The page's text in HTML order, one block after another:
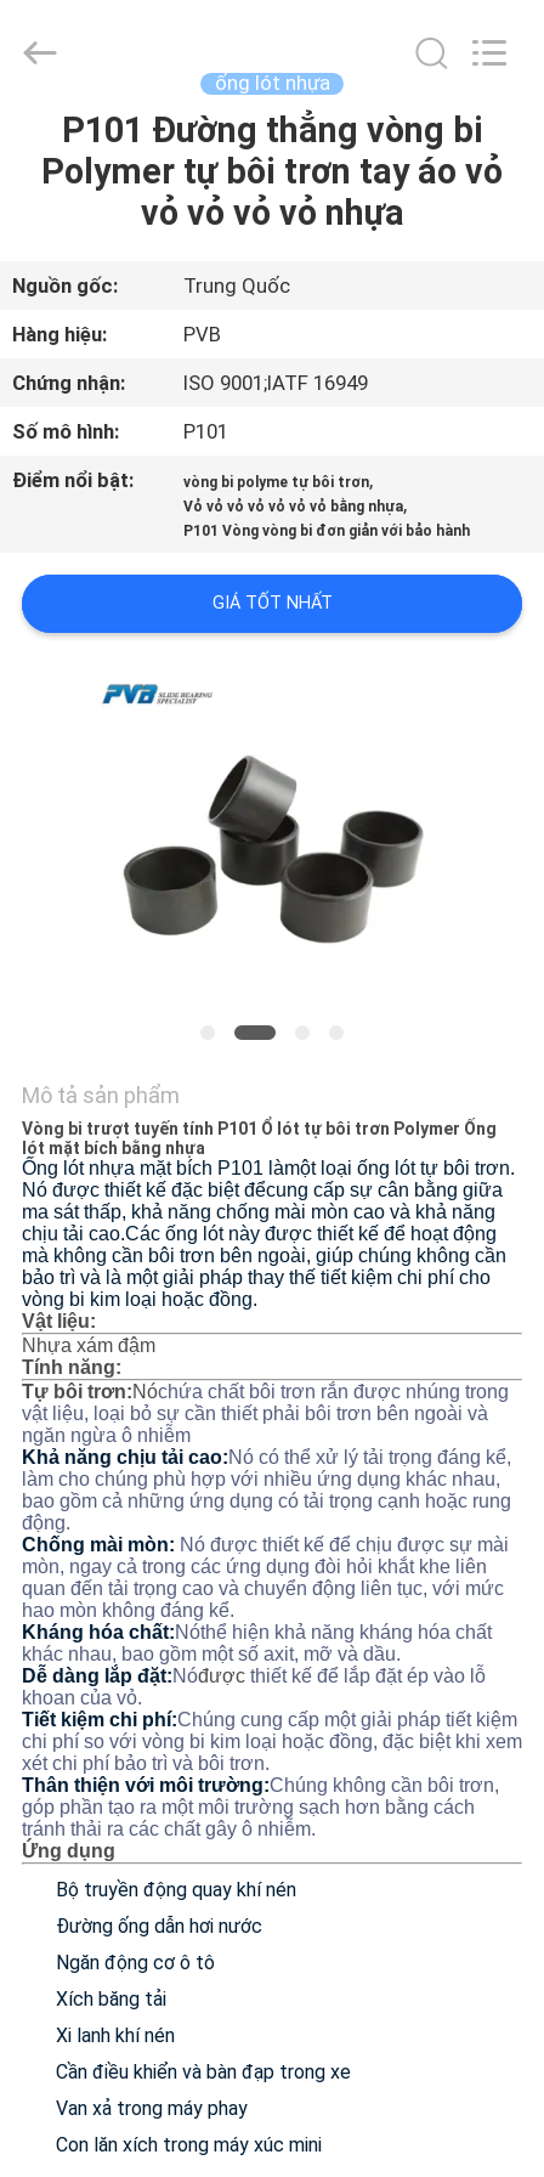
NHÀ
VIDEO
TRÌNH
DIỄN
VR
CHÚNG
TÔI
LƯỢNG
LIÊN
HỆ
VỚI
CHÚNG
TÔI
TIN
TỨC
CÁC
VỤ
ÁN
SƠ
ĐỒ
TRANG
WEB
PRIVACY
POLICY
Sliding
ống lót nhựa
P101 Đường thẳng vòng bi
Polymer tự bôi trơn tay áo vỏ
vỏ vỏ vỏ vỏ nhựa
Nguồn gốc:
Trung Quốc
Hàng hiệu:
PVB
Chứng nhận:
ISO 9001;IATF 16949
Số mô hình:
P101
Điểm nổi bật:
vòng bi polyme tự bôi trơn,
Vỏ vỏ vỏ vỏ vỏ vỏ vỏ bằng nhựa,
P101 Vòng vòng bi đơn giản với bảo hành
GIÁ TỐT NHẤT
Mô tả sản phẩm
Vòng bi trượt tuyến tính P101 Ổ lót tự bôi trơn Polymer Ống
lót mặt bích bằng nhựa
Ống lót nhựa mặt bích P101 làmột loại ống lót tự bôi trơn.
Nó được thiết kế đặc biệt đểcung cấp sự cân bằng giữa
ma sát thấp, khả năng chống mài mòn cao và khả năng
chịu tải cao.Các ống lót này được thiết kế để hoạt động
mà không cần bôi trơn bên ngoài, giúp chúng không cần
bảo trì và là một giải pháp thay thế tiết kiệm chi phí cho
vòng bi kim loại hoặc đồng.
Vật liệu:
Nhựa xám đậm
Tính năng:
Tự bôi trơn:Nóchứa chất bôi trơn rắn được nhúng trong
vật liệu, loại bỏ sự cần thiết phải bôi trơn bên ngoài và
ngăn ngừa ô nhiễm
Khả năng chịu tải cao:Nó có thể xử lý tải trọng đáng kể,
làm cho chúng phù hợp với nhiều ứng dụng khác nhau,
bao gồm cả những ứng dụng có tải trọng cạnh hoặc rung
động.
Chống mài mòn: Nó được thiết kế để chịu được sự mài
mòn, ngay cả trong các ứng dụng đòi hỏi khắt khe liên
quan đến tải trọng cao và chuyển động liên tục, với mức
hao mòn không đáng kể.
Kháng hóa chất:Nóthể hiện khả năng kháng hóa chất
khác nhau, bao gồm một số axit, mỡ và dầu.
Dễ dàng lắp đặt:Nóđược thiết kế để lắp đặt ép vào lỗ
khoan của vỏ.
Tiết kiệm chi phí:Chúng cung cấp một giải pháp tiết kiệm
chi phí so với vòng bi kim loại hoặc đồng, đặc biệt khi xem
xét chi phí bảo trì và bôi trơn.
Thân thiện với môi trường:Chúng không cần bôi trơn,
góp phần tạo ra một môi trường sạch hơn bằng cách
tránh thải ra các chất gây ô nhiễm.
Ứng dụng
Bộ truyền động quay khí nén
Đường ống dẫn hơi nước
Ngăn động cơ ô tô
Xích băng tải
Xi lanh khí nén
Cần điều khiển và bàn đạp trong xe
Van xả trong máy phay
Con lăn xích trong máy xúc mini